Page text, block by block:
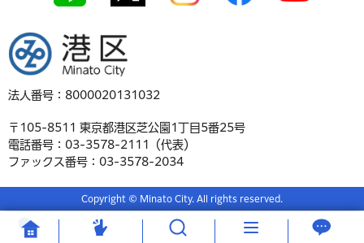
港区
法人番号：8000020131032
〒105-8511 東京都港区芝公園1丁目5番25号
電話番号：03-3578-2111（代表）
ファックス番号：03-3578-2034
Copyright © Minato City. All rights reserved.